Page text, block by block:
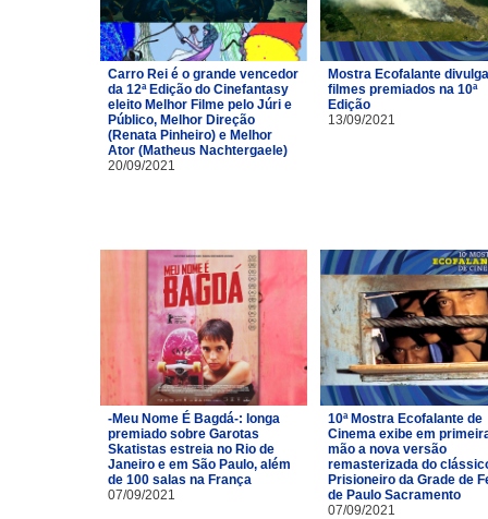
Carro Rei é o grande vencedor
da 12ª Edição do Cinefantasy
eleito Melhor Filme pelo Júri e
Público, Melhor Direção
(Renata Pinheiro) e Melhor
Ator (Matheus Nachtergaele)
20/09/2021
Mostra Ecofalante
filmes premiados na 10ª
Edição
13/09/2021
-Meu Nome É Bagdá-: longa
premiado sobre Garotas
Skatistas estreia no Rio de
Janeiro e em São Paulo, além
de 100 salas na França
07/09/2021
10ª Mostra Ecofalante de
Cinema exibe em
mão a nova versão
remasterizada do
Prisioneiro da Grade de
de Paulo Sacramento
07/09/2021